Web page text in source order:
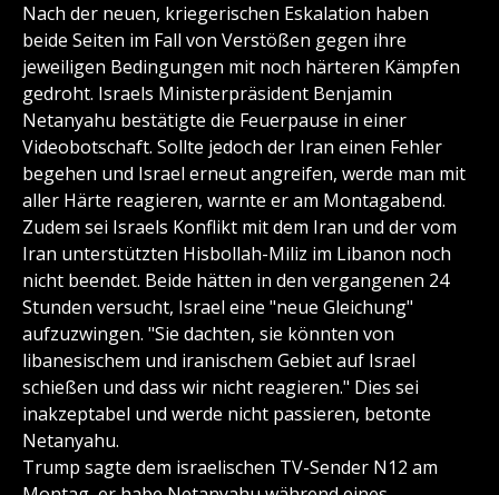
Nach der neuen, kriegerischen Eskalation haben
beide Seiten im Fall von Verstößen gegen ihre
jeweiligen Bedingungen mit noch härteren Kämpfen
gedroht. Israels Ministerpräsident Benjamin
Netanyahu bestätigte die Feuerpause in einer
Videobotschaft. Sollte jedoch der Iran einen Fehler
begehen und Israel erneut angreifen, werde man mit
aller Härte reagieren, warnte er am Montagabend.
Zudem sei Israels Konflikt mit dem Iran und der vom
Iran unterstützten Hisbollah-Miliz im Libanon noch
nicht beendet. Beide hätten in den vergangenen 24
Stunden versucht, Israel eine "neue Gleichung"
aufzuzwingen. "Sie dachten, sie könnten von
libanesischem und iranischem Gebiet auf Israel
schießen und dass wir nicht reagieren." Dies sei
inakzeptabel und werde nicht passieren, betonte
Netanyahu.
Trump sagte dem israelischen TV-Sender N12 am